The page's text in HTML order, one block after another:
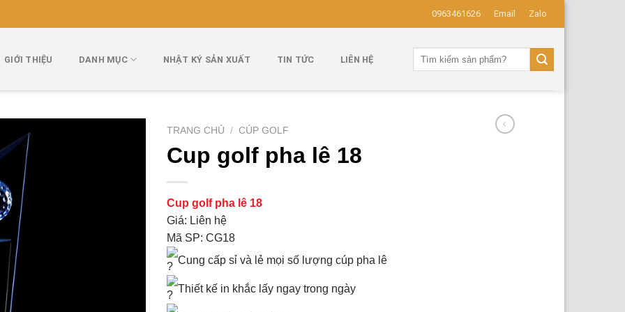
0963461626 Email Zalo
GIỚI THIỆU DANH MỤC NHẬT KÝ SẢN XUẤT TIN TỨC LIÊN HỆ
TRANG CHỦ / CÚP GOLF
Cup golf pha lê 18
Cup golf pha lê 18
Giá: Liên hệ
Mã SP: CG18
Cung cấp sỉ và lẻ mọi số lượng cúp pha lê
Thiết kế in khắc lấy ngay trong ngày